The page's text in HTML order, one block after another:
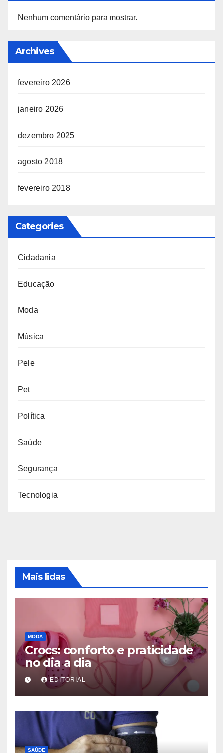
Nenhum comentário para mostrar.
Archives
fevereiro 2026
janeiro 2026
dezembro 2025
agosto 2018
fevereiro 2018
Categories
Cidadania
Educação
Moda
Música
Pele
Pet
Política
Saúde
Segurança
Tecnologia
Mais lidas
MODA
Crocs: conforto e praticidade
no dia a dia
EDITORIAL
SAÚDE